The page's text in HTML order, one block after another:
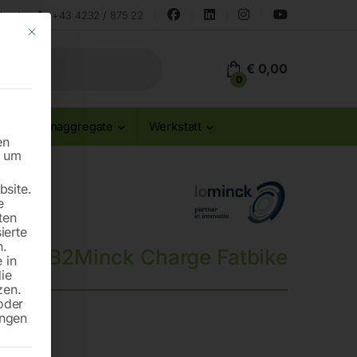
+43 4232 / 875 22
0
€ 0,00
Stromaggregate Werkstatt
B2Minck Charge Fatbike
Mit diesem Button wird der Dialog geschlossen. Seine Funktionalität ist
in